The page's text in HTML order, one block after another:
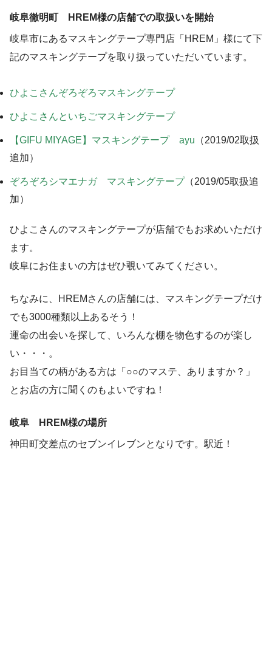
岐阜徹明町 HREM様の店舗での取扱いを開始
岐阜市にあるマスキングテープ専門店「HREM」様にて下
記のマスキングテープを取り扱っていただいています。
ひよこさんぞろぞろマスキングテープ
ひよこさんといちごマスキングテープ
【GIFU MIYAGE】マスキングテープ ayu （2019/02取扱
追加）
ぞろぞろシマエナガ マスキングテープ（2019/05取扱追
加）
ひよこさんのマスキングテープが店舗でもお求めいただけ
ます。
岐阜にお住まいの方はぜひ覗いてみてください。
ちなみに、HREMさんの店舗には、マスキングテープだけ
でも3000種類以上あるそう！
運命の出会いを探して、いろんな棚を物色するのが楽し
い・・・。
お目当ての柄がある方は「○○のマステ、ありますか？」
とお店の方に聞くのもよいですね！
岐阜 HREM様の場所
神田町交差点のセブンイレブンとなりです。駅近！